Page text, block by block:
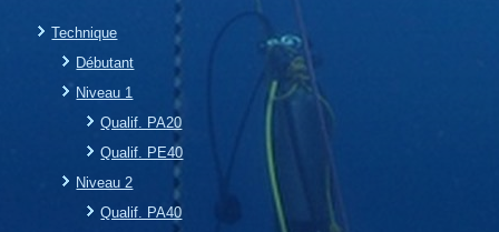
Technique
Débutant
Niveau 1
Qualif. PA20
Qualif. PE40
Niveau 2
Qualif. PA40